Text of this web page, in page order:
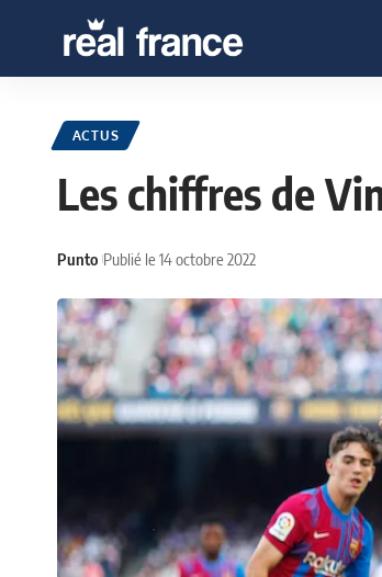
ACTUS
Les chiffres de
Punto Publié le 14 octobre 2022